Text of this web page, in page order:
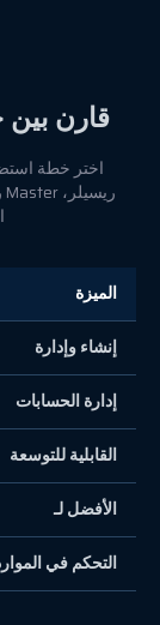
قارن بين
الميزة
إنشاء وإدارة
إدارة الحسابات
القابلية للتوسعة
الأفضل لـ
التحكم في